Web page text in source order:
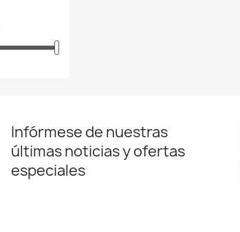
Infórmese de nuestras
últimas noticias y ofertas
especiales